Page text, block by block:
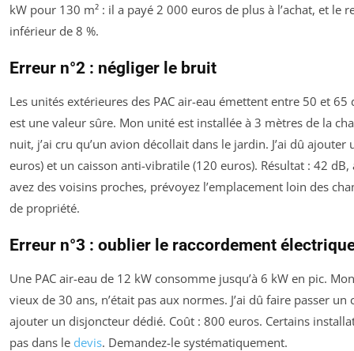
kW pour 130 m² : il a payé 2 000 euros de plus à l’achat, et le
inférieur de 8 %.
Erreur n°2 : négliger le bruit
Les unités extérieures des PAC air-eau émettent entre 50 et 65
est une valeur sûre. Mon unité est installée à 3 mètres de la
nuit, j’ai cru qu’un avion décollait dans le jardin. J’ai dû
euros) et un caisson anti-vibratile (120 euros). Résultat : 42 dB,
avez des voisins proches, prévoyez l’emplacement loin des
de propriété.
Erreur n°3 : oublier le raccordement
Une PAC air-eau de 12 kW consomme jusqu’à 6 kW en pic.
vieux de 30 ans, n’était pas aux normes. J’ai dû faire passer un
ajouter un disjoncteur dédié. Coût : 800 euros. Certains
pas dans le devis. Demandez-le systématiquement.